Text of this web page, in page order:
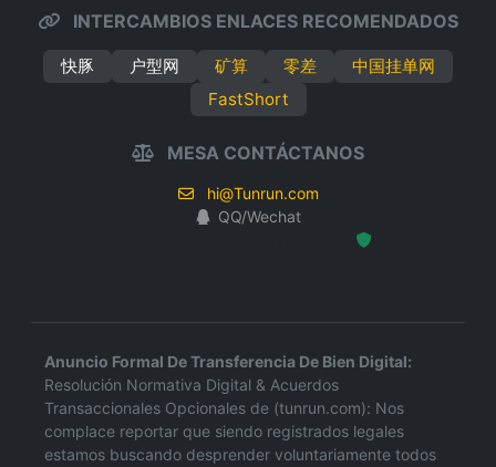
INTERCAMBIOS ENLACES RECOMENDADOS
快豚 户型网 矿算 零差
中国挂单网
FastShort
MESA CONTÁCTANOS
hi@Tunrun.com
QQ/Wechat
Anuncio Formal De Transferencia De Bien Digital:
Resolución Normativa Digital & Acuerdos
Transaccionales Opcionales de (tunrun.com): Nos
complace reportar que siendo registrados legales
estamos buscando desprender voluntariamente todos